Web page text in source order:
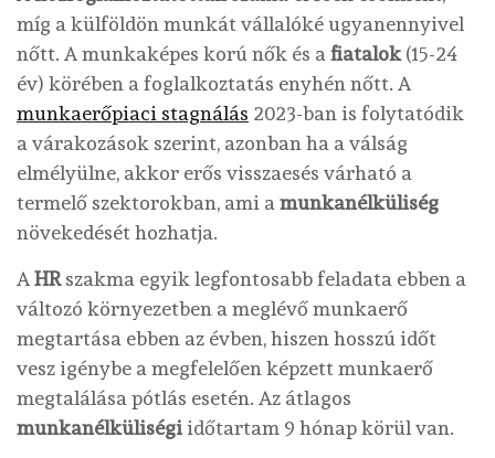
míg a külföldön munkát vállalóké ugyanennyivel
nőtt. A munkaképes korú nők és a fiatalok(15-24
év) körében a foglalkoztatás enyhén nőtt. A
munkaerőpiaci stagnálás 2023-ban is folytatódik
a várakozások szerint, azonban ha a válság
elmélyülne, akkor erős visszaesés várható a
termelő szektorokban, ami a munkanélküliség
növekedését hozhatja.
A HRszakma egyik legfontosabb feladata ebben a
változó környezetben a meglévő munkaerő
megtartása ebben az évben, hiszen hosszú időt
vesz igénybe a megfelelően képzett munkaerő
megtalálása pótlás esetén. Az átlagos
munkanélküliségiidőtartam 9 hónap körül van.